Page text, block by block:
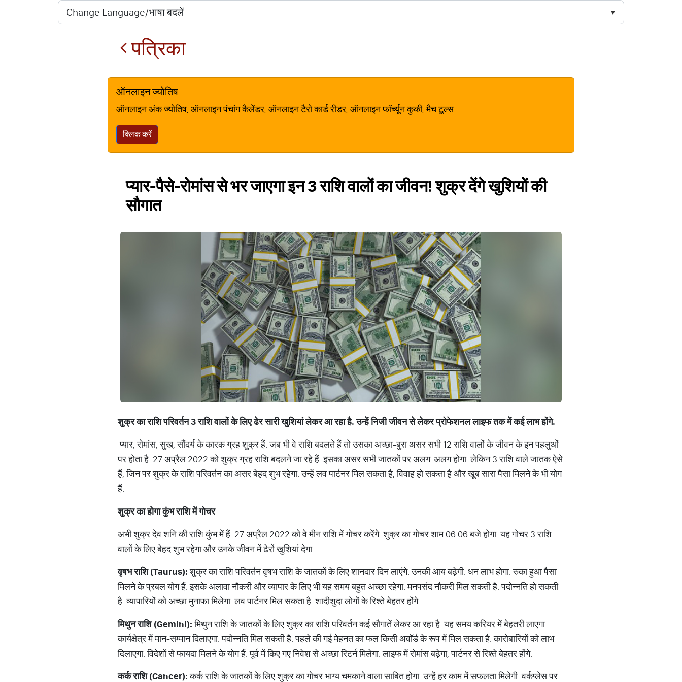
पत्रिका
ऑनलाइन ज्योतिष
ऑनलाइन अंक ज्योतिष, ऑनलाइन पंचांग कैलेंडर, ऑनलाइन टैरो कार्ड रीडर, ऑनलाइन फॉर्च्यून कुकी, मैच टूल्स
क्लिक करें
प्‍यार-पैसे-रोमांस से भर जाएगा इन 3 राशि वालों का जीवन! शुक्र देंगे खुशियों की
सौगात
शुक्र का राशि परिवर्तन 3 राशि वालों के लिए ढेर सारी खुशियां लेकर आ रहा है. उन्‍हें निजी जीवन से लेकर प्रोफेशनल लाइफ तक में कई लाभ होंगे.
प्‍यार, रोमांस, सुख, सौंदर्य के कारक ग्रह शुक्र हैं. जब भी वे राशि बदलते हैं तो उसका अच्‍छा-बुरा असर सभी 12 राशि वालों के जीवन के इन पहलुओं
पर होता है. 27 अप्रैल 2022 को शुक्र ग्रह राशि बदलने जा रहे हैं. इसका असर सभी जातकों पर अलग-अलग होगा. लेकिन 3 राशि वाले जातक ऐसे
हैं, जिन पर शुक्र के राशि परिवर्तन का असर बेहद शुभ रहेगा. उन्‍हें लव पार्टनर मिल सकता है, विवाह हो सकता है और खूब सारा पैसा मिलने के भी योग
हैं.
शुक्रकाहोगाकुंभराशिमेंगोचर
अभी शुक्र देव शनि की राशि कुंभ में हैं. 27 अप्रैल 2022 को वे मीन राशि में गोचर करेंगे. शुक्र का गोचर शाम 06:06 बजे होगा. यह गोचर 3 राशि
वालों के लिए बेहद शुभ रहेगा और उनके जीवन में ढेरों खुशियां देगा.
वृषभराशि(Taurus):शुक्र का राशि परिवर्तन वृषभ राशि के जातकों के लिए शानदार दिन लाएंगे. उनकी आय बढ़ेगी. धन लाभ होगा. रुका हुआ पैसा
मिलने के प्रबल योग हैं. इसके अलावा नौकरी और व्‍यापार के लिए भी यह समय बहुत अच्‍छा रहेगा. मनपसंद नौकरी मिल सकती है. पदोन्‍नति हो सकती
है. व्‍यापारियों को अच्‍छा मुनाफा मिलेगा. लव पार्टनर मिल सकता है. शादीशुदा लोगों के रिश्‍ते बेहतर होंगे.
मिथुनराशि(Gemini):मिथुन राशि के जातकों के लिए शुक्र का राशि परिवर्तन कई सौगातें लेकर आ रहा है. यह समय करियर में बेहतरी लाएगा.
कार्यक्षेत्र में मान-सम्‍मान दिलाएगा. पदोन्‍नति मिल सकती है. पहले की गई मेहनत का फल किसी अवॉर्ड के रूप में मिल सकता है. कारोबारियों को लाभ
दिलाएगा. विदेशों से फायदा मिलने के योग हैं. पूर्व में किए गए निवेश से अच्‍छा रिटर्न मिलेगा. लाइफ में रोमांस बढ़ेगा, पार्टनर से रिश्‍ते बेहतर होंगे.
कर्कराशि(Cancer):कर्क राशि के जातकों के लिए शुक्र का गोचर भाग्‍य चमकाने वाला साबित होगा. उन्‍हें हर काम में सफलता मिलेगी. वर्कप्‍लेस पर